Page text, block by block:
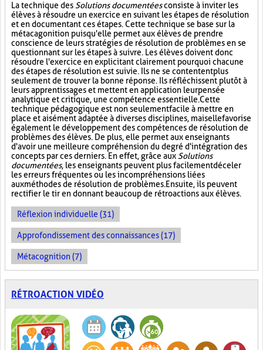
La technique des Solutions documentéesconsiste à inviter les
élèves à résoudre un exercice en suivant les étapes de résolution
et en documentant ces étapes. Cette technique se base sur la
métacagonition puisqu'elle permet aux élèves de prendre
conscience de leurs stratégies de résolution de problèmes en se
questionnant sur les étapes à suivre. Les élèves doivent donc
résoudre l'exercice en explicitant clairement pourquoi chacune
des étapes de résolution est suivie. Ils ne se contentent plus
seulement de trouver la bonne réponse. Ils réfléchissent plutôt à
leurs apprentissages et mettent en application leur pensée
analytique et critique, une compétence essentielle. Cette
technique pédagogique est non seulement facile à mettre en
place et aisément adaptée à diverses disciplines, mais elle favorise
également le développement des compétences de résolution de
problèmes des élèves. De plus, elle permet aux enseignants
d'avoir une meilleure compréhension du degré d'intégration des
concepts par ces derniers. En effet, grâce aux Solutions
documentées, les enseignants peuvent plus facilement déceler
les erreurs fréquentes ou les incompréhensions liées
aux méthodes de résolution de problèmes. Ensuite, ils peuvent
rectifier le tir en donnant beaucoup de rétroactions aux élèves.
Réflexion individuelle (31)
Approfondissement des connaissances (17)
Métacognition (7)
RÉTROACTION VIDÉO